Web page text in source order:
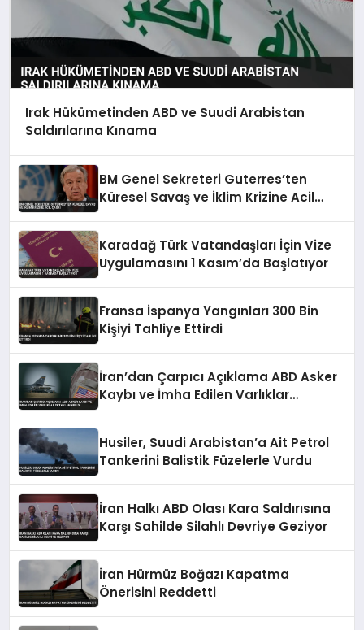
Irak Hükümetinden ABD ve Suudi Arabistan
Saldırılarına Kınama
BM Genel Sekreteri Guterres’ten
Küresel Savaş ve İklim Krizine Acil
Karadağ Türk Vatandaşları İçin Vize
Uygulamasını 1 Kasım’da Başlatıyor
Fransa İspanya Yangınları 300 Bin
Kişiyi Tahliye Ettirdi
İran’dan Çarpıcı Açıklama ABD Asker
Kaybı ve İmha Edilen Varlıklar
Husiler, Suudi Arabistan’a Ait Petrol
Tankerini Balistik Füzelerle Vurdu
İran Halkı ABD Olası Kara Saldırısına
Karşı Sahilde Silahlı Devriye Geziyor
İran Hürmüz Boğazı Kapatma
Önerisini Reddetti